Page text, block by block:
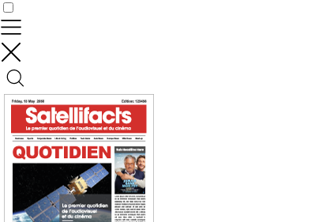
Contrôler vos données